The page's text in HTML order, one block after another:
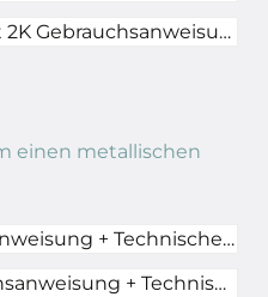
Concrada MIcrocement 2K Gebrauchsanweisung + Technisches Datenblatt
einen metallischen
Oxidestuc Gebrauchsanweisung + Technisches Datenblatt
SA Basic Wax Gebrauchsanweisung + Technisches Datenblatt